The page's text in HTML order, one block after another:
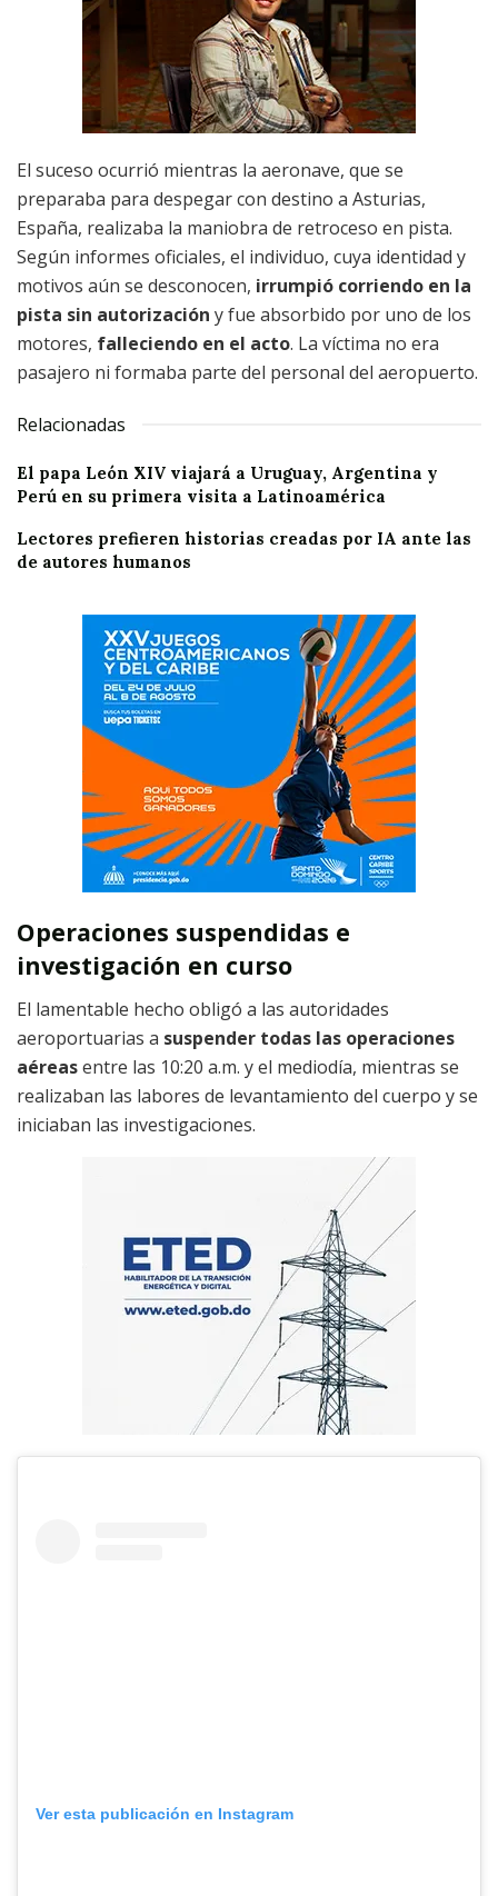
El suceso ocurrió mientras la aeronave, que se
preparaba para despegar con destino a Asturias,
España, realizaba la maniobra de retroceso en pista.
Según informes oficiales, el individuo, cuya identidad y
motivos aún se desconocen, irrumpió corriendo en la
pista sin autorización y fue absorbido por uno de los
motores, falleciendo en el acto. La víctima no era
pasajero ni formaba parte del personal del aeropuerto.
Relacionadas
El papa León XIV viajará a Uruguay, Argentina y
Perú en su primera visita a Latinoamérica
Lectores prefieren historias creadas por IA ante las
de autores humanos
Operaciones suspendidas e
investigación en curso
El lamentable hecho obligó a las autoridades
aeroportuarias a suspender todas las operaciones
aéreasentre las 10:20 a.m. y el mediodía, mientras se
realizaban las labores de levantamiento del cuerpo y se
iniciaban las investigaciones.
Ver esta publicación en Instagram